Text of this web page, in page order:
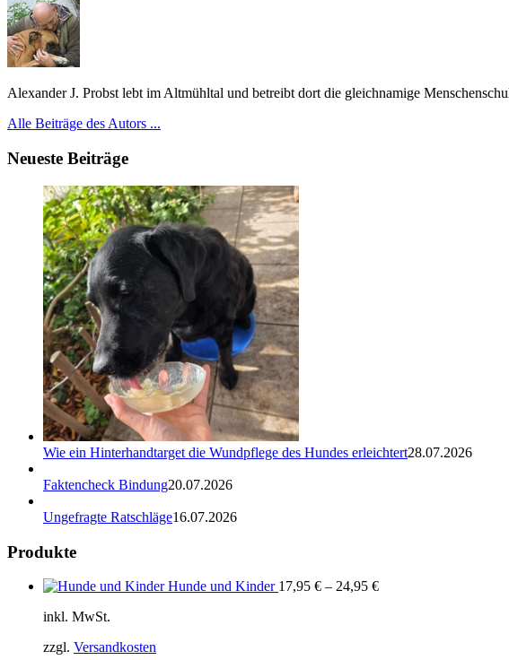
Alexander J. Probst lebt im Altmühltal und betreibt dort die gleichnamige
Alle Beiträge des Autors ...
Neueste Beiträge
Wie ein Hinterhandtarget die Wundpflege des Hundes erleichtert28.07.2026
Faktencheck Bindung20.07.2026
Ungefragte Ratschläge16.07.2026
Produkte
Hunde und Kinder 17,95 € – 24,95 €
inkl. MwSt.
zzgl. Versandkosten